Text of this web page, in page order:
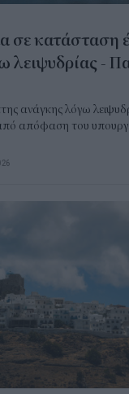
σε κατάσταση
λειψυδρίας -
ανάγκης λόγω
απόφαση του